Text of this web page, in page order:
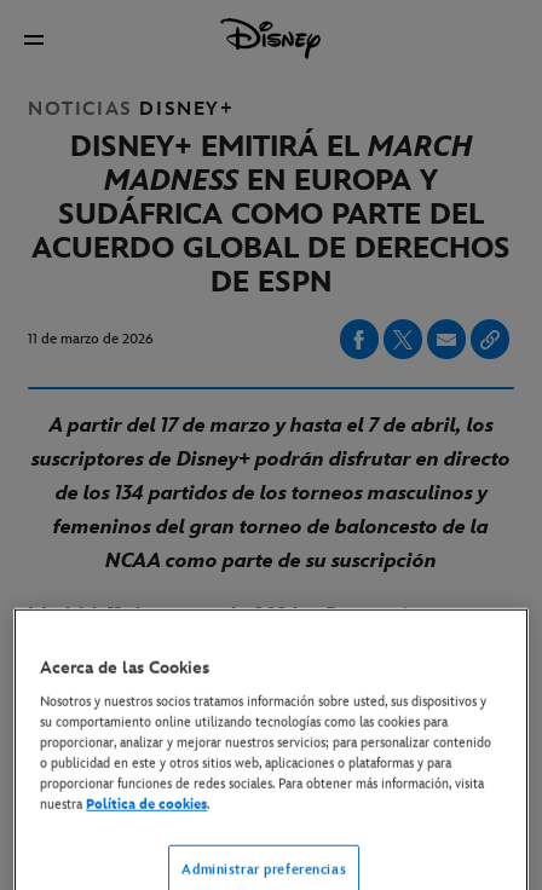
NOTICIAS DISNEY+
DISNEY+ EMITIRÁ EL MARCH
MADNESSEN EUROPA Y
SUDÁFRICA COMO PARTE DEL
ACUERDO GLOBAL DE DERECHOS
DE ESPN
11 de marzo de 2026
A partir del 17 de marzo y hasta el 7 de abril, los
suscriptores de Disney+ podrán disfrutar en directo
de los 134 partidos de los torneos masculinos y
femeninos del gran torneo de baloncesto de la
NCAA como parte de su suscripción
Madrid, 11 de marzo de 2026 –Disney+ ha
División I de la NCAA, a su oferta de deportes en
directo en Europa y Sudáfrica, lo que supone una
ampliación del acuerdo global de derechos de la
NCAA de ESPN dentro de la plataforma.
Del 17 de marzo al 7 de abril, los suscriptores de
Acerca de las Cookies
Nosotros y nuestros socios tratamos información sobre usted, sus dispositivos y
su comportamiento online utilizando tecnologías como las cookies para
proporcionar, analizar y mejorar nuestros servicios; para personalizar contenido
o publicidad en este y otros sitios web, aplicaciones o plataformas y para
proporcionar funciones de redes sociales. Para obtener más información, visita
nuestraPolítica de cookies.
Administrar preferencias